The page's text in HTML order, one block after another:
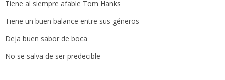
Tiene al siempre afable Tom Hanks
Tiene un buen balance entre sus géneros
Deja buen sabor de boca
No se salva de ser predecible